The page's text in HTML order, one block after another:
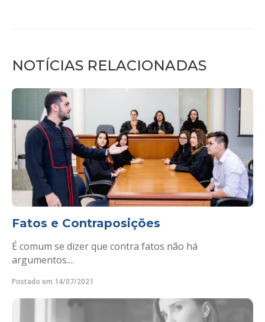
NOTÍCIAS RELACIONADAS
Fatos e Contraposições
É comum se dizer que contra fatos não há
argumentos....
Postado em 14/07/2021